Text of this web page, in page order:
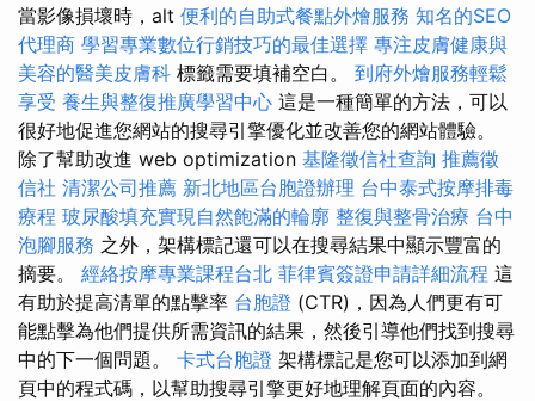
當影像損壞時，alt 便利的自助式餐點外燴服務 知名的SEO
代理商 學習專業數位行銷技巧的最佳選擇 專注皮膚健康與
美容的醫美皮膚科 標籤需要填補空白。 到府外燴服務輕鬆
享受 養生與整復推廣學習中心 這是一種簡單的方法，可以
很好地促進您網站的搜尋引擎優化並改善您的網站體驗。
除了幫助改進 web optimization 基隆徵信社查詢 推薦徵
信社 清潔公司推薦 新北地區台胞證辦理 台中泰式按摩排毒
療程 玻尿酸填充實現自然飽滿的輪廓 整復與整骨治療 台中
泡腳服務 之外，架構標記還可以在搜尋結果中顯示豐富的
摘要。 經絡按摩專業課程台北 菲律賓簽證申請詳細流程 這
有助於提高清單的點擊率 台胞證 (CTR)，因為人們更有可
能點擊為他們提供所需資訊的結果，然後引導他們找到搜尋
中的下一個問題。 卡式台胞證 架構標記是您可以添加到網
頁中的程式碼，以幫助搜尋引擎更好地理解頁面的內容。